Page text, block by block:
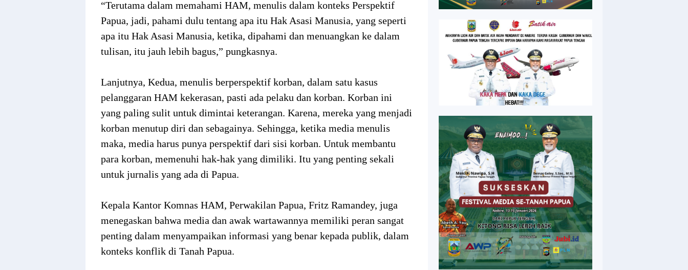
“Terutama dalam memahami HAM, menulis dalam konteks Perspektif
Papua, jadi, pahami dulu tentang apa itu Hak Asasi Manusia, yang seperti
apa itu Hak Asasi Manusia, ketika, dipahami dan menuangkan ke dalam
tulisan, itu jauh lebih bagus,” pungkasnya.
Lanjutnya, Kedua, menulis berperspektif korban, dalam satu kasus
pelanggaran HAM kekerasan, pasti ada pelaku dan korban. Korban ini
yang paling sulit untuk dimintai keterangan. Karena, mereka yang menjadi
korban menutup diri dan sebagainya. Sehingga, ketika media menulis
maka, media harus punya perspektif dari sisi korban. Untuk membantu
para korban, memenuhi hak-hak yang dimiliki. Itu yang penting sekali
untuk jurnalis yang ada di Papua.
Kepala Kantor Komnas HAM, Perwakilan Papua, Fritz Ramandey, juga
menegaskan bahwa media dan awak wartawannya memiliki peran sangat
penting dalam menyampaikan informasi yang benar kepada publik, dalam
konteks konflik di Tanah Papua.